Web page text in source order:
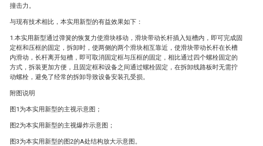
撞击力。
与现有技术相比，本实用新型的有益效果如下：
1.本实用新型通过弹簧的恢复力使滑块移动，滑块带动长杆插入短槽内，即可完成固
定框和压框的固定，拆卸时，使两侧的两个滑块相互靠近，使滑块带动长杆在长槽
内滑动，长杆离开短槽，即可取消固定框与压框的固定，相比通过四个螺栓固定的
方式，拆装更加方便，且固定框和设备之间通过螺栓固定，在拆卸线路板时无需拧
动螺栓，避免了经常的拆卸导致设备安装孔受损。
附图说明
图1为本实用新型的主视示意图；
图2为本实用新型的主视爆炸示意图；
图3为本实用新型的图2的A处结构放大示意图。